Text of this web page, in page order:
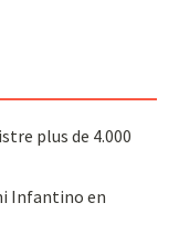
plus de 4.000
Infantino en